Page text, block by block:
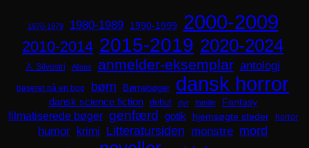
1970-1979 1980-1989 1990-1999 2000-2009
2010-2014 2015-2019 2020-2024
A. Silvestri Aliens anmelder-eksemplar antologi
baseret på en bog børn Børnebøger dansk horror
dansk science fiction debut dyr familie Fantasy
filmatiserede bøger genfærd gotik hjemsøgte steder horror
humor krimi Litteratursiden monstre mord